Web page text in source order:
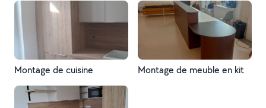
Montage de cuisine Montage de meuble en kit